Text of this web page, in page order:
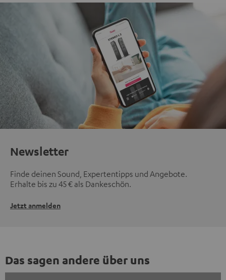
Newsletter
Finde deinen Sound, Expertentipps und Angebote.
Erhalte bis zu 45 € als Dankeschön.
Jetzt anmelden
Das sagen andere über uns